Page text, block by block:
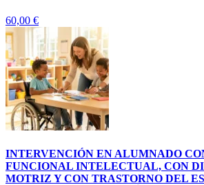
60,00 €
INTERVENCIÓN EN ALUMNADO
FUNCIONAL INTELECTUAL, CON
MOTRIZ Y CON TRASTORNO DEL